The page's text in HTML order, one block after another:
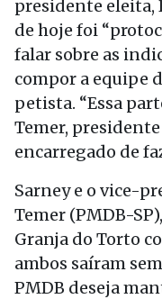
presidente eleita,
de hoje foi
falar sobre as
compor a equipe
petista. “Essa
Temer,
encarregado de
Sarney e o vice-
Temer (PMDB-
Granja do Torto
ambos saíram
PMDB deseja